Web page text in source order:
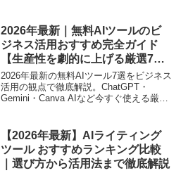
2026年最新｜無料AIツールのビ
ジネス活用おすすめ完全ガイド
【生産性を劇的に上げる厳選7
選】
2026年最新の無料AIツール7選をビジネス
活用の観点で徹底解説。ChatGPT・
Gemini・Canva AIなど今すぐ使える厳選
【2026年最新】AIライティング
ツール おすすめランキング比較
｜選び方から活用法まで徹底解説